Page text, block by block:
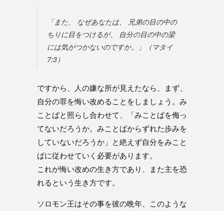
「また、 なぜあなたは、 兄弟の目の中の
ちりに目をつけるが、 自分の目の中の梁
には気がつかないのですか。」（マタイ
7:3）
ですから、人の嫌な所が見えたなら、まず、
自分の罪を悔い改めることをしましょう。み
ことばと照らし合わせて、「みことばを侮っ
てないだろうか。みことばからずれた歩みを
していないだろうか」と絶えず自分をみこと
ばに従わせていく必要があります。
これが悔い改めの生き方であり、また主を恐
れるという生き方です。
ソロモン王はその事を彼の晩年、このような